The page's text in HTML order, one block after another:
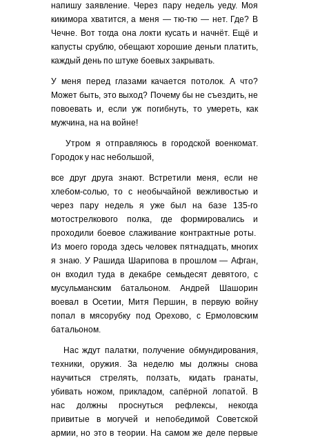
напишу заявление. Через пару недель уеду. Моя
кикимора хватится, а меня — тю-тю — нет. Где? В
Чечне. Вот тогда она локти кусать и начнёт. Ещё и
капусты срублю, обещают хорошие деньги платить,
каждый день по штуке боевых закрывать.
У меня перед глазами качается потолок. А что?
Может быть, это выход? Почему бы не съездить, не
повоевать и, если уж погибнуть, то умереть, как
мужчина, на на войне!
Утром я отправляюсь в городской военкомат.
Городок у нас небольшой,
все друг друга знают. Встретили меня, если не
хлебом-солью, то с необычайной вежливостью и
через пару недель я уже был на базе 135-го
мотострелкового полка, где формировались и
проходили боевое слаживание контрактные роты.
Из моего города здесь человек пятнадцать, многих
я знаю. У Рашида Шарипова в прошлом — Афган,
он входил туда в декабре семьдесят девятого, с
мусульманским батальоном. Андрей Шашорин
воевал в Осетии, Митя Першин, в первую войну
попал в мясорубку под Орехово, с Ермоловским
батальоном.
Нас ждут палатки, получение обмундирования,
техники, оружия. За неделю мы должны снова
научиться стрелять, ползать, кидать гранаты,
убивать ножом, прикладом, сапёрной лопатой. В
нас должны проснуться рефлексы, некогда
привитые в могучей и непобедимой Советской
армии, но это в теории. На самом же деле первые